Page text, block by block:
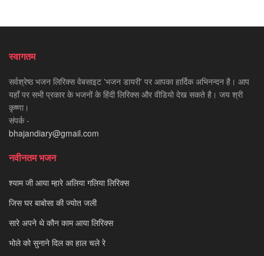
स्वागतम
सर्वश्रेष्ठ भजन लिरिक्स वेबसाइट 'भजन डायरी' पर आपका हार्दिक अभिनन्दन है। आप
यहाँ पर सभी प्रकार के भजनों के हिंदी लिरिक्स और वीडियो देख सकते है। जय श्री
कृष्णा।
संपर्क -
bhajandiary@gmail.com
नवीनतम भजन
श्याम जी आया म्हारे अलिया गलिया लिरिक्स
जिस घर बाबोसा की ज्योत जली
सारे अपने थे कौन काम आया लिरिक्स
भोले को सुनाने दिल का हाल चले रे